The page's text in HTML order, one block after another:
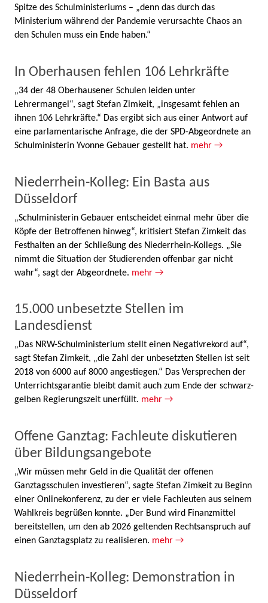
Spitze des Schulministeriums – „denn das durch das
Ministerium während der Pandemie verursachte Chaos an
den Schulen muss ein Ende haben.“
In Oberhausen fehlen 106 Lehrkräfte
„34 der 48 Oberhausener Schulen leiden unter
Lehrermangel“, sagt Stefan Zimkeit, „insgesamt fehlen an
ihnen 106 Lehrkräfte.“ Das ergibt sich aus einer Antwort auf
eine parlamentarische Anfrage, die der SPD-Abgeordnete an
Schulministerin Yvonne Gebauer gestellt hat. mehr →
Niederrhein-Kolleg: Ein Basta aus
Düsseldorf
„Schulministerin Gebauer entscheidet einmal mehr über die
Köpfe der Betroffenen hinweg“, kritisiert Stefan Zimkeit das
Festhalten an der Schließung des Niederrhein-Kollegs. „Sie
nimmt die Situation der Studierenden offenbar gar nicht
wahr“, sagt der Abgeordnete. mehr →
15.000 unbesetzte Stellen im
Landesdienst
„Das NRW-Schulministerium stellt einen Negativrekord auf“,
sagt Stefan Zimkeit, „die Zahl der unbesetzten Stellen ist seit
2018 von 6000 auf 8000 angestiegen.“ Das Versprechen der
Unterrichtsgarantie bleibt damit auch zum Ende der schwarz-
gelben Regierungszeit unerfüllt. mehr →
Offene Ganztag: Fachleute diskutieren
über Bildungsangebote
„Wir müssen mehr Geld in die Qualität der offenen
Ganztagsschulen investieren“, sagte Stefan Zimkeit zu Beginn
einer Onlinekonferenz, zu der er viele Fachleuten aus seinem
Wahlkreis begrüßen konnte. „Der Bund wird Finanzmittel
bereitstellen, um den ab 2026 geltenden Rechtsanspruch auf
einen Ganztagsplatz zu realisieren. mehr →
Niederrhein-Kolleg: Demonstration in
Düsseldorf